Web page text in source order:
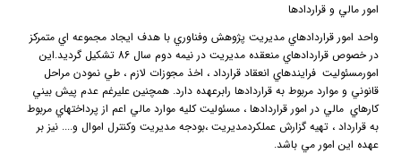
امور مالي و قراردادها
واحد امور قراردادهاي مديريت پژوهش وفناوري با هدف ايجاد مجموعه اي متمركز
در خصوص قراردادهاي منعقده مديريت در نيمه دوم سال 86 تشكيل گرديد.اين
امورمسئوليت فرايندهاي انعقاد قرارداد ، اخذ مجوزات لازم ، طي نمودن مراحل
قانوني و موارد مربوط به قراردادها رابرعهده دارد. همچنين عليرغم عدم پيش بيني
كارهاي مالي در امور قراردادها ، مسئوليت كليه موارد مالي اعم از پرداختهاي مربوط
به قرارداد ، تهيه گزارش عملكردمديريت ،بودجه مديريت وكنترل اموال و.... نيز بر
عهده اين امور مي باشد.